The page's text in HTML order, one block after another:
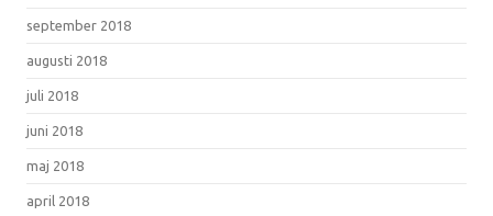
september 2018
augusti 2018
juli 2018
juni 2018
maj 2018
april 2018